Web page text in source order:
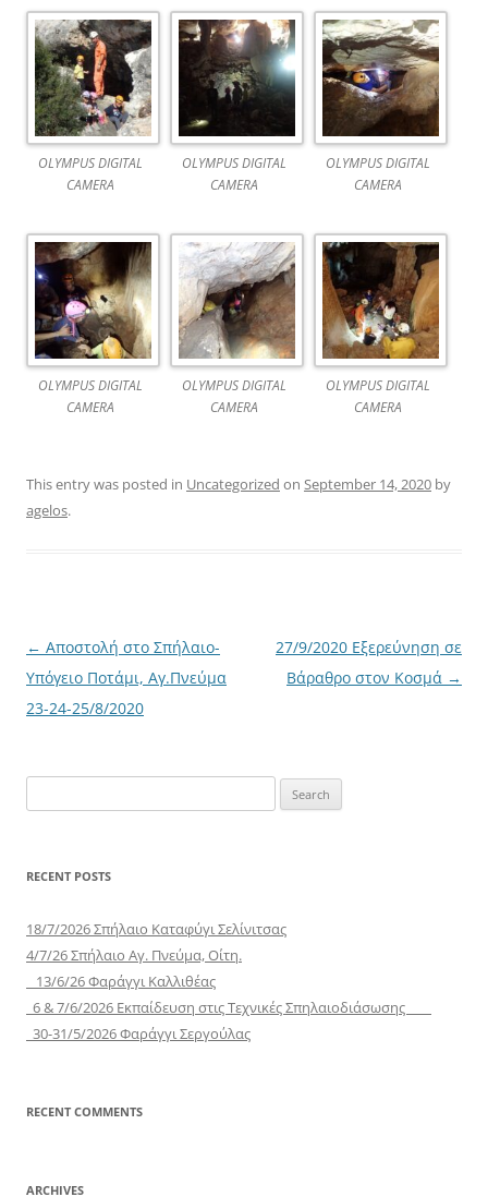
OLYMPUS DIGITAL
CAMERA
OLYMPUS DIGITAL
CAMERA
OLYMPUS DIGITAL
CAMERA
OLYMPUS DIGITAL
CAMERA
OLYMPUS DIGITAL
CAMERA
OLYMPUS DIGITAL
CAMERA
This entry was posted in Uncategorized on September 14, 2020 by
agelos.
Post
navigation
← Αποστολή στο Σπήλαιο-
Υπόγειο Ποτάμι, Αγ.Πνεύμα
23-24-25/8/2020
27/9/2020 Εξερεύνηση σε
Βάραθρο στον Κοσμά →
for:
RECENT POSTS
18/7/2026 Σπήλαιο Καταφύγι Σελίνιτσας
4/7/26 Σπήλαιο Αγ. Πνεύμα, Οίτη.
13/6/26 Φαράγγι Καλλιθέας
6 & 7/6/2026 Εκπαίδευση στις Τεχνικές Σπηλαιοδιάσωσης
30-31/5/2026 Φαράγγι Σεργούλας
RECENT COMMENTS
ARCHIVES